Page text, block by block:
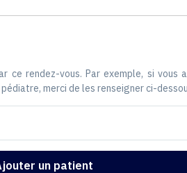
ce rendez-vous. Par exemple, si vous
merci de les renseigner ci-
un patient